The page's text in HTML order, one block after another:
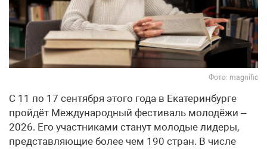
Фото: magnific
С 11 по 17 сентября этого года в Екатеринбурге
пройдёт Международный фестиваль молодёжи –
2026. Его участниками станут молодые лидеры,
представляющие более чем 190 стран. В числе